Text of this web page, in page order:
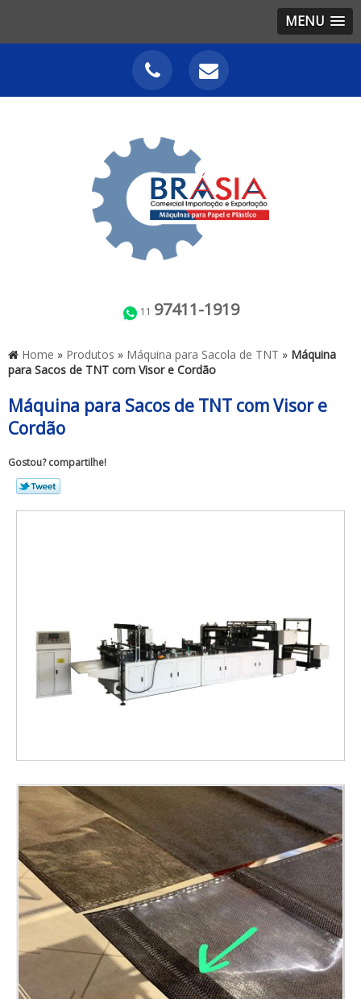
MENU
11 97411-1919
Home » Produtos » Máquina para Sacola de TNT » Máquina
para Sacos de TNT com Visor e Cordão
Máquina para Sacos de TNT com Visor e
Cordão
Gostou? compartilhe!